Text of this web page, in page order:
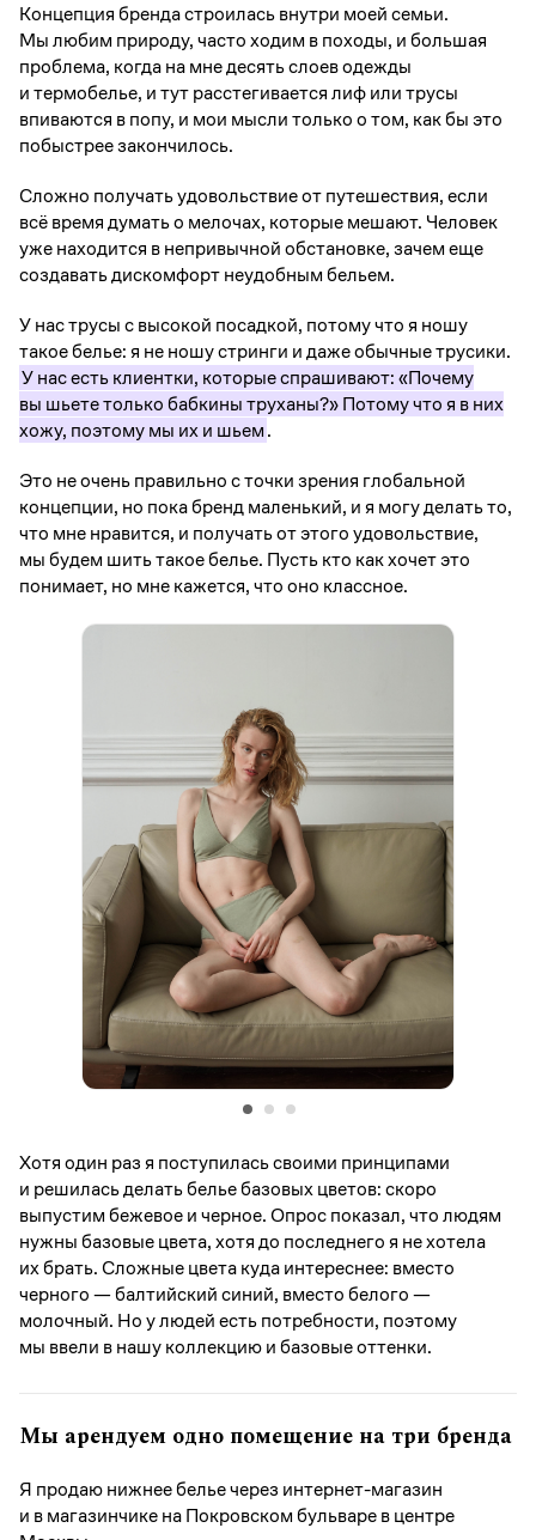
Концепция бренда строилась внутри моей семьи.
Мы любим природу, часто ходим в походы, и большая
проблема, когда на мне десять слоев одежды
и термобелье, и тут расстегивается лиф или трусы
впиваются в попу, и мои мысли только о том, как бы это
побыстрее закончилось.
Сложно получать удовольствие от путешествия, если
всё время думать о мелочах, которые мешают. Человек
уже находится в непривычной обстановке, зачем еще
создавать дискомфорт неудобным бельем.
У нас трусы с высокой посадкой, потому что я ношу
такое белье: я не ношу стринги и даже обычные трусики.
У нас есть клиентки, которые спрашивают: «Почему
вы шьете только бабкины труханы?» Потому что я в них
хожу, поэтому мы их и шьем.
Это не очень правильно с точки зрения глобальной
концепции, но пока бренд маленький, и я могу делать то,
что мне нравится, и получать от этого удовольствие,
мы будем шить такое белье. Пусть кто как хочет это
понимает, но мне кажется, что оно классное.
Хотя один раз я поступилась своими принципами
и решилась делать белье базовых цветов: скоро
выпустим бежевое и черное. Опрос показал, что людям
нужны базовые цвета, хотя до последнего я не хотела
их брать. Сложные цвета куда интереснее: вместо
черного — балтийский синий, вместо белого —
молочный. Но у людей есть потребности, поэтому
мы ввели в нашу коллекцию и базовые оттенки.
Мы арендуем одно помещение на три бренда
Я продаю нижнее белье через интернет-магазин
и в магазинчике на Покровском бульваре в центре